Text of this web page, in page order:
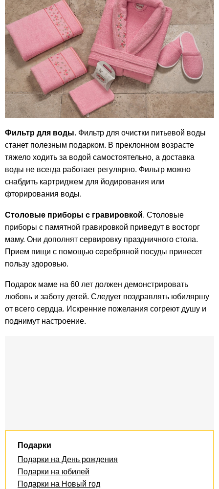
Фильтр для воды. Фильтр для очистки питьевой воды
станет полезным подарком. В преклонном возрасте
тяжело ходить за водой самостоятельно, а доставка
воды не всегда работает регулярно. Фильтр можно
снабдить картриджем для йодирования или
фторирования воды.
Столовые приборы с гравировкой. Столовые
приборы с памятной гравировкой приведут в восторг
маму. Они дополнят сервировку праздничного стола.
Прием пищи с помощью серебряной посуды принесет
пользу здоровью.
Подарок маме на 60 лет должен демонстрировать
любовь и заботу детей. Следует поздравлять юбиляршу
от всего сердца. Искренние пожелания согреют душу и
поднимут настроение.
Подарки
Подарки на День рождения
Подарки на юбилей
Подарки на Новый год